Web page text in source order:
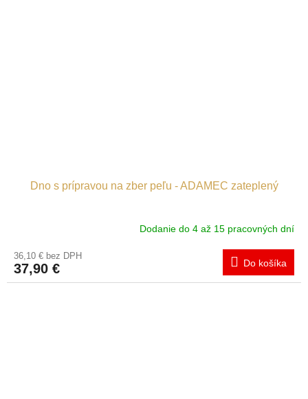
Dno s prípravou na zber peľu - ADAMEC zateplený
Dodanie do 4 až 15 pracovných dní
36,10 € bez DPH
37,90 € Do košíka